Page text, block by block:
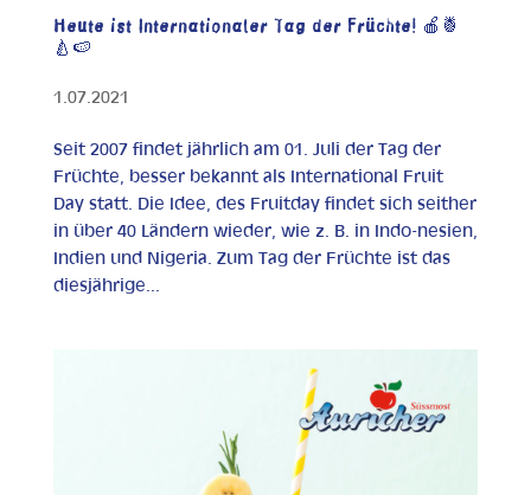
Heute ist Internationaler Tag der Früchte! 🍎🍍
🍐🍉
1.07.2021
Seit 2007 findet jährlich am 01. Juli der Tag der
Früchte, besser bekannt als International Fruit
Day statt. Die Idee, des Fruitday findet sich seither
in über 40 Ländern wieder, wie z. B. in Indo-nesien,
Indien und Nigeria. Zum Tag der Früchte ist das
diesjährige...